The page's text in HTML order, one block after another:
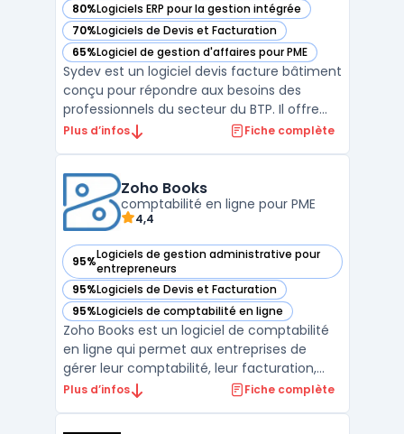
80%Logiciels ERP pour la gestion intégrée
— voir Sydev dans cette catégorie
70%Logiciels de Devis et Facturation
— voir Sydev dans cette catégorie
65%Logiciel de gestion d'affaires pour PME
— voir Sydev dans cette catégorie
Sydev est un logiciel devis facture bâtiment
conçu pour répondre aux besoins des
professionnels du secteur du BTP. Il offre
une solution centralisée pour la gestion des
production de documents conformes aux
régleme ...
Plus d’infos Fiche complète
Zoho Books
comptabilité en ligne pour PME
4,4
95%Logiciels de gestion administrative pour
entrepreneurs
— voir Zoho Books dans cette catégorie
95%Logiciels de Devis et Facturation
— voir Zoho Books dans cette catégorie
95%Logiciels de comptabilité en ligne
— voir Zoho Books dans cette catégorie
Zoho Books est un logiciel de comptabilité
en ligne qui permet aux entreprises de
gérer leur comptabilité, leur facturation,
leur gestion de stock, leur reporting
Plus d’infos Fiche complète